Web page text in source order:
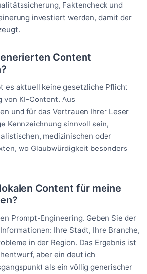
Faktencheck und
investiert werden, damit der
Content
es aktuell keine gesetzliche Pflicht
von KI-Content. Aus
und für das Vertrauen Ihrer Leser
Kennzeichnung sinnvoll sein,
medizinischen oder
wo Glaubwürdigkeit besonders
Content für meine
Prompt-Engineering. Geben Sie der
Ihre Stadt, Ihre Branche,
in der Region. Das Ergebnis ist
aber ein deutlich
als ein völlig generischer